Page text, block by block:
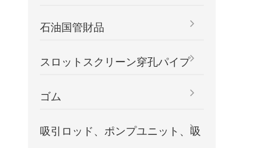
石油国管財品
スロットスクリーン穿孔パイプ
ゴム
吸引ロッド、ポンプユニット、吸